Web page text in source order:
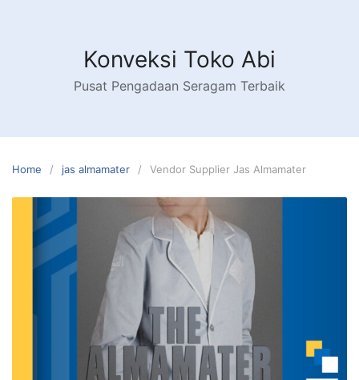
Konveksi Toko Abi
Pusat Pengadaan Seragam Terbaik
Home jas almamater Vendor Supplier Jas Almamater